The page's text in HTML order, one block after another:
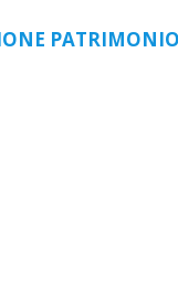
PATRIMONIO